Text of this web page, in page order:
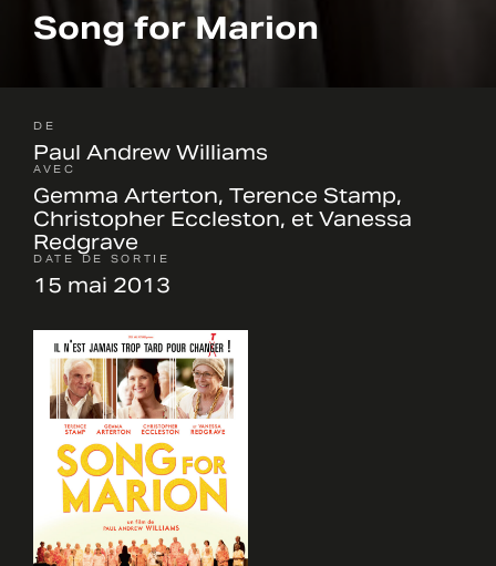
Song for Marion
DE
Paul Andrew Williams
AVEC
Gemma Arterton, Terence Stamp,
Christopher Eccleston, et Vanessa
Redgrave
DATE DE SORTIE
15 mai 2013